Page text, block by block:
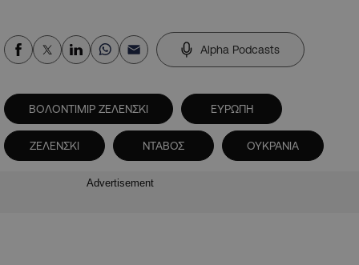
Alpha Podcasts
ΒΟΛΟΝΤΙΜΙΡ ΖΕΛΕΝΣΚΙ ΕΥΡΩΠΗ
ΖΕΛΕΝΣΚΙ ΝΤΑΒΟΣ ΟΥΚΡΑΝΙΑ
Advertisement